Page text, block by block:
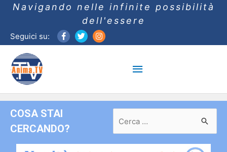
Navigando nelle infinite possibilità
dell'essere
Seguici su:
Menu
principale
COSA STAI
CERCANDO?
per: